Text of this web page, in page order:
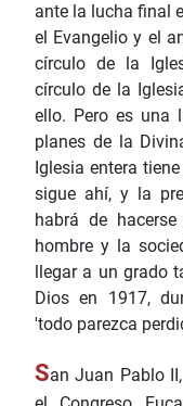
ante la lucha final
el Evangelio y el
círculo de la
círculo de la
ello. Pero es una
planes de la
Iglesia entera
sigue ahí, y la
habrá de
hombre y la
llegar a un grado
Dios en 1917,
'todo parezca
San Juan Pablo